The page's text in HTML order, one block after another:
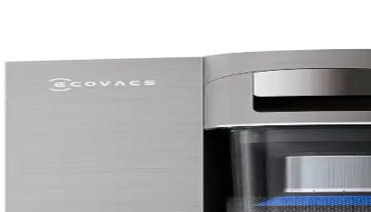
Süpürge Seçimi ve Öne Çıkan Modeller
dolanmasını önleyen fırçalar ve otomatik boşaltma
ve Özelliklere Göre En İyi Modeller ve Kriterler
Süpürge İncelemesi ve Gen 1 ile Teknik